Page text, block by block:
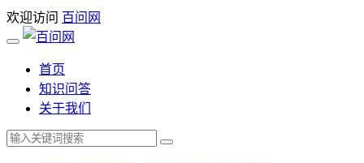
欢迎访问 百问网
首页
知识问答
关于我们